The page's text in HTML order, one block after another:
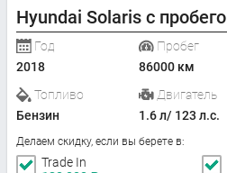
Hyundai Solaris с
Год
2018
Пробег
86000 км
Топливо
Бензин
Двигатель
1.6 л/ 123 л.с.
Делаем скидку, если вы берете в:
Trade In